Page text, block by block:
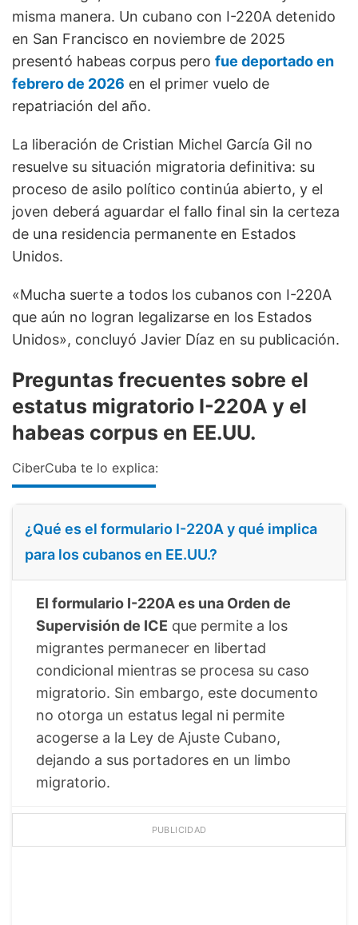
misma manera. Un cubano con I-220A detenido
en San Francisco en noviembre de 2025
presentó habeas corpus pero fue deportado en
febrero de 2026 en el primer vuelo de
repatriación del año.
La liberación de Cristian Michel García Gil no
resuelve su situación migratoria definitiva: su
proceso de asilo político continúa abierto, y el
joven deberá aguardar el fallo final sin la certeza
de una residencia permanente en Estados
Unidos.
«Mucha suerte a todos los cubanos con I-220A
que aún no logran legalizarse en los Estados
Unidos», concluyó Javier Díaz en su publicación.
Preguntas frecuentes sobre el
estatus migratorio I-220A y el
habeas corpus en EE.UU.
CiberCuba te lo explica:
¿Qué es el formulario I-220A y qué implica
para los cubanos en EE.UU.?
El formulario I-220A es una Orden de
Supervisión de ICE que permite a los
migrantes permanecer en libertad
condicional mientras se procesa su caso
migratorio. Sin embargo, este documento
no otorga un estatus legal ni permite
acogerse a la Ley de Ajuste Cubano,
dejando a sus portadores en un limbo
migratorio.
PUBLICIDAD